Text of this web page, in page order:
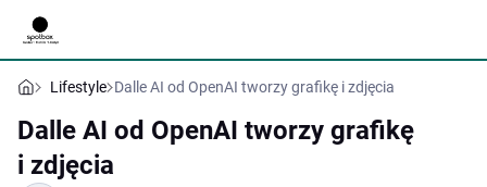
Lifestyle Dalle AI od OpenAI tworzy grafikę i zdjęcia
Dalle AI od OpenAI tworzy grafikę
i zdjęcia